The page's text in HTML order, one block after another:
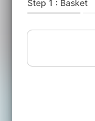
traditions
À travers une
burkinabè,
travail de
protéiforme,